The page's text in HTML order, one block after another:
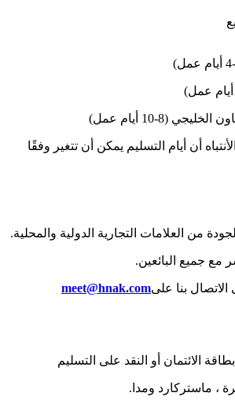
(8-10 أيام عمل)
أن أيام التسليم يمكن أن تتغير وفقًا
من العلامات التجارية الدولية والمحلية.
مع جميع البائعين.
بنا علىmeet@hnak.com
الائتمان أو النقد على التسليم
، ماستركارد ومدا.